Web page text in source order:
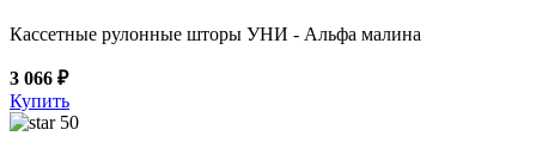
Кассетные рулонные шторы УНИ - Альфа малина
3 066 ₽
Купить
50